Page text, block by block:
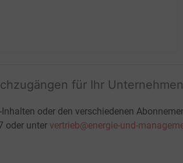
für Ihr
oder den verschiedenen
oder unter vertrieb@energie-und-